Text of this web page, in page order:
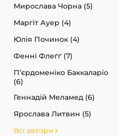
Мирослава Чорна (5)
Маргіт Ауер (4)
Юлія Починок (4)
Фенні Флеґґ (7)
П’єрдоменіко Баккаларіо
(6)
Геннадій Меламед (6)
Ярослава Литвин (5)
Всі автори